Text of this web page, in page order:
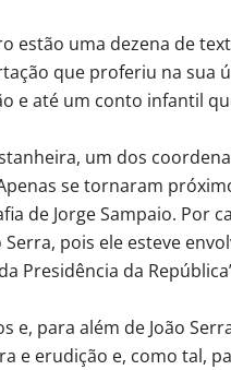
estão uma dezena de
que proferiu na sua
e até um conto infantil
um dos
se tornaram
de Jorge Sampaio. Por
Serra, pois ele esteve
Presidência da
e, para além de João
e erudição e, como tal,